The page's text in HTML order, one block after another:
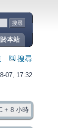
於本站
搜尋
07, 17:32
+ 8 小時